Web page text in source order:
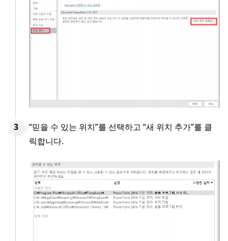
“믿을 수 있는 위치”를 선택하고 “새 위치 추가”를 클
릭합니다.